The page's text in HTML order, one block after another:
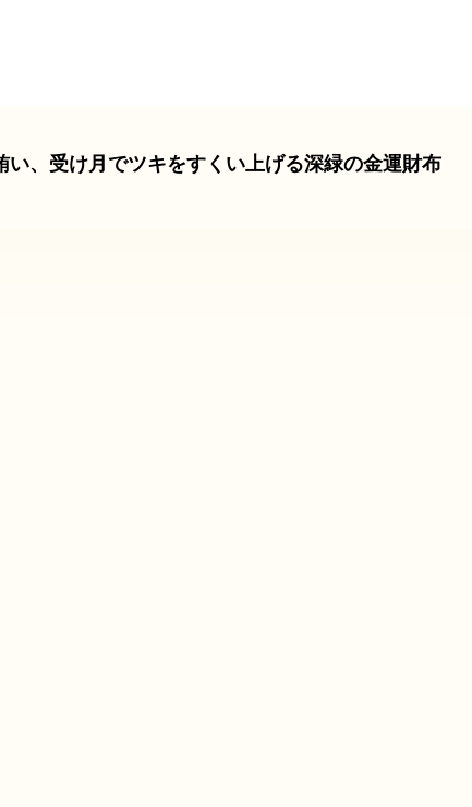
、受け月でツキをすくい上げる深緑の金運財布